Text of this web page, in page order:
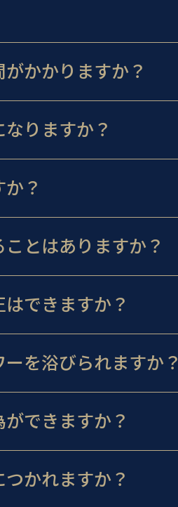
かかりますか？
りますか？
？
とはありますか？
できますか？
を浴びられますか？
できますか？
かれますか？